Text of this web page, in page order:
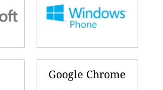
Google Chrome